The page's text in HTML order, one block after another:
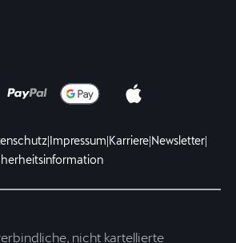
|Impressum|Karriere|Newsletter|
nicht kartellierte